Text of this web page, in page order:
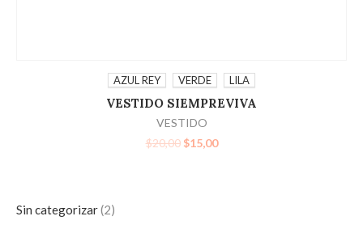
SELECCIONAR OPCIONES
AZUL REY VERDE LILA
VESTIDO SIEMPREVIVA
VESTIDO
$20,00 $15,00
Sin categorizar 2